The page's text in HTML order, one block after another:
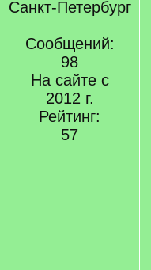
Санкт-Петербург
Сообщений:
98
На сайте с
2012 г.
Рейтинг:
57